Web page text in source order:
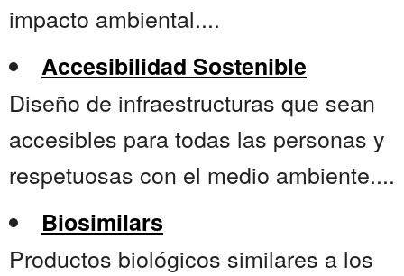
impacto ambiental....
Accesibilidad Sostenible
Diseño de infraestructuras que sean
accesibles para todas las personas y
respetuosas con el medio ambiente....
Biosimilars
Productos biológicos similares a los